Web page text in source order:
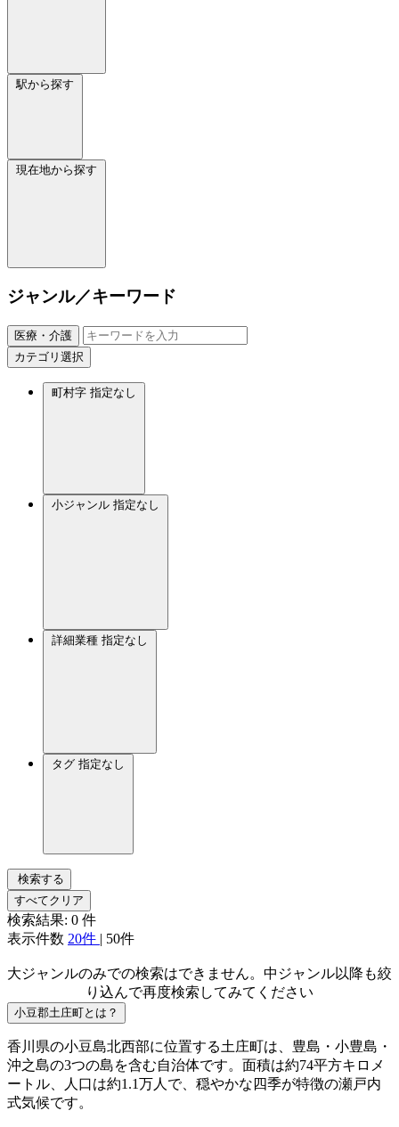
駅から探す
現在地から探す
ジャンル／キーワード
医療・介護
カテゴリ選択
町村字 指定なし
小ジャンル 指定なし
詳細業種 指定なし
タグ 指定なし
検索する
すべてクリア
検索結果: 0 件
表示件数 20件 | 50件
大ジャンルのみでの検索はできません。中ジャンル以降も絞
り込んで再度検索してみてください
小豆郡土庄町とは？
香川県の小豆島北西部に位置する土庄町は、豊島・小豊島・
沖之島の3つの島を含む自治体です。面積は約74平方キロメ
ートル、人口は約1.1万人で、穏やかな四季が特徴の瀬戸内
式気候です。